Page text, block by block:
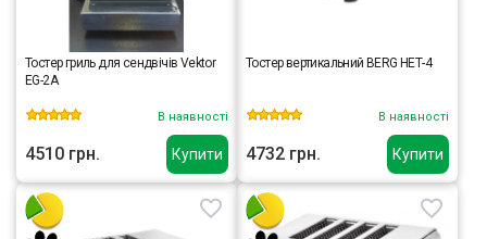
Купити
Тостер гриль для сендвічів Vektor
EG-2A
В наявності
4510 грн. Купити
Тостер вертикальний BERG НЕТ-4
В наявності
4732 грн.